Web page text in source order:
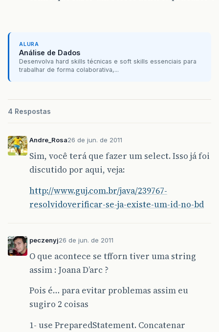
ALURA
Análise de Dados
Desenvolva hard skills técnicas e soft skills essenciais para
trabalhar de forma colaborativa,...
4 Respostas
Andre_Rosa26 de jun. de 2011
Sim, você terá que fazer um select. Isso já foi
discutido por aqui, veja:
http://www.guj.com.br/java/239767-
resolvidoverificar-se-ja-existe-um-id-no-bd
peczenyj26 de jun. de 2011
O que acontece se tfforn tiver uma string
assim : Joana D’arc ?
Pois é… para evitar problemas assim eu
sugiro 2 coisas
1- use PreparedStatement. Concatenar